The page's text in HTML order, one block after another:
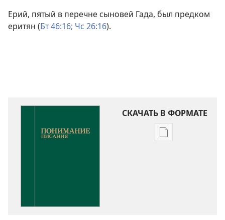
Ерий, пятый в перечне сыновей Гада, был предком
еритян (Бт 46:16; Чс 26:16).
СКАЧАТЬ В ФОРМАТЕ
Варианты